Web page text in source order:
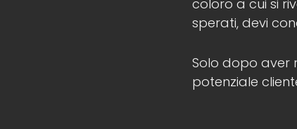
coloro a cui si
sperati, devi
Solo dopo aver
potenziale